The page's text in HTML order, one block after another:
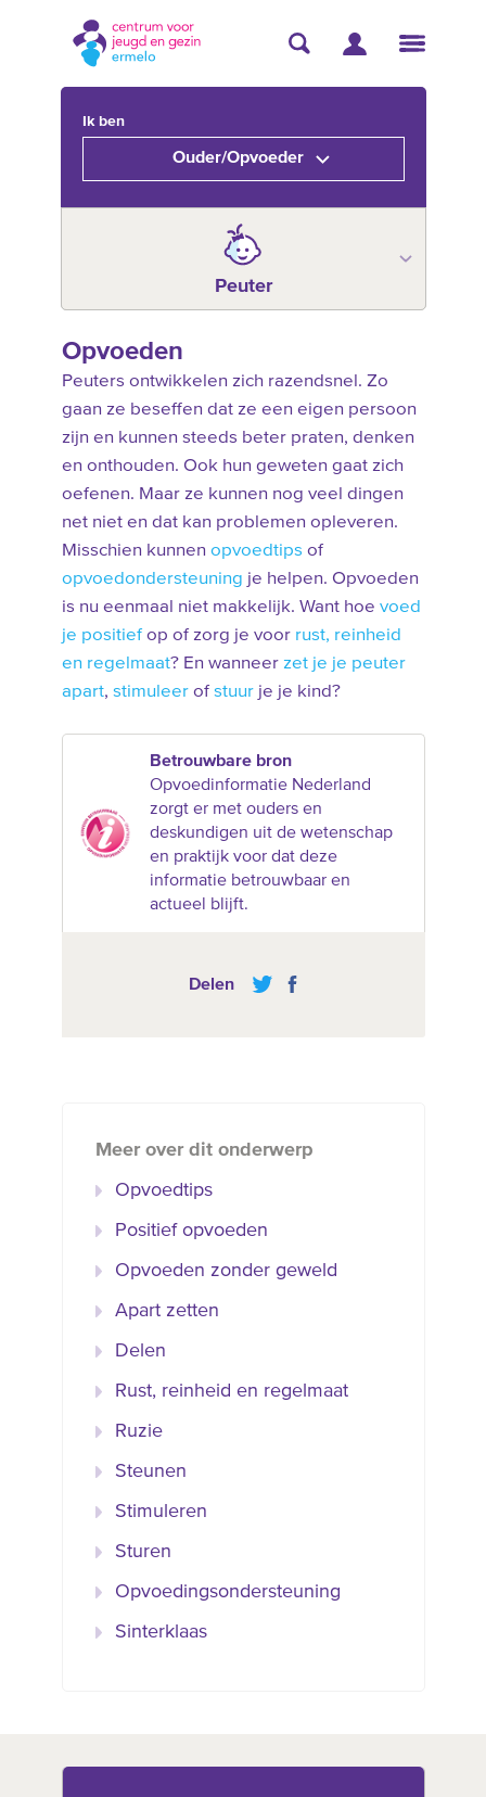
Ik ben
Ouder/Opvoeder
Peuter
Opvoeden
Peuters ontwikkelen zich razendsnel. Zo
gaan ze beseffen dat ze een eigen persoon
zijn en kunnen steeds beter praten, denken
en onthouden. Ook hun geweten gaat zich
oefenen. Maar ze kunnen nog veel dingen
net niet en dat kan problemen opleveren.
Misschien kunnen opvoedtips of
opvoedondersteuning je helpen. Opvoeden
is nu eenmaal niet makkelijk. Want hoe voed
je positiefop of zorg je voor rust, reinheid
en regelmaat? En wanneer zet je je peuter
apart, stimuleerof stuurje je kind?
Betrouwbare bron
Opvoedinformatie Nederland
zorgt er met ouders en
deskundigen uit de wetenschap
en praktijk voor dat deze
informatie betrouwbaar en
actueel blijft.
Delen
Meer over dit onderwerp
Opvoedtips
Positief opvoeden
Opvoeden zonder geweld
Apart zetten
Delen
Rust, reinheid en regelmaat
Ruzie
Steunen
Stimuleren
Sturen
Opvoedingsondersteuning
Sinterklaas